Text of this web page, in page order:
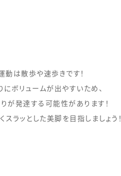
動は散歩や速歩きです！
ボリュームが出やすいため、
が発達する可能性があります！
スラッとした美脚を目指しましょう！